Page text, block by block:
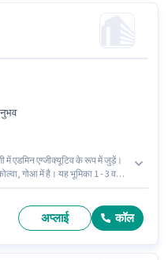
एडमिन एग्जीक्यूटिव के रूप में जुड़ें।
गोआ में है। यह भूमिका 1 - 3 वर्षो
अप्लाई कॉल